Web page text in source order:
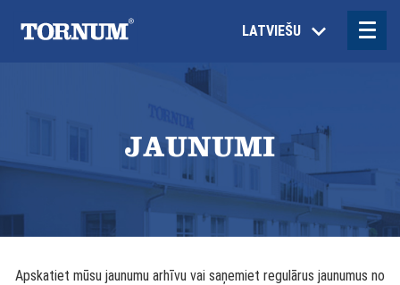
LATVIEŠU
JAUNUMI
Apskatiet mūsu jaunumu arhīvu vai saņemiet regulārus jaunumus no